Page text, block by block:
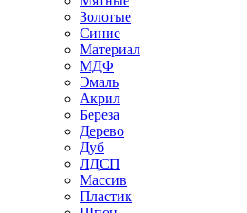
Золотые
Синие
Материал
МДФ
Эмаль
Акрил
Береза
Дерево
Дуб
ЛДСП
Массив
Пластик